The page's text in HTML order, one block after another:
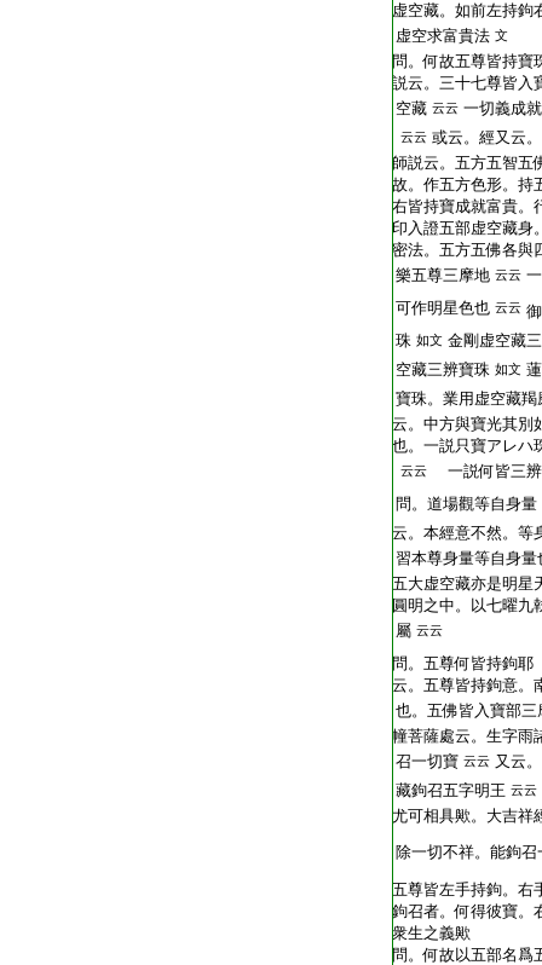
虚空藏。如前左持鉤
虚空求富貴法 文
問。何故五尊皆持
説云。三十七尊皆入
空藏 云云 一切義成
云云 或云。經又云
師説云。五方五智五
故。作五方色形。持
右皆持寶成就富貴。
印入證五部虚空藏身
密法。五方五佛各與
樂五尊三摩地 云云
可作明星色也 云云 御
珠 如文 金剛虚空藏
空藏三辨寶珠 如文
寶珠。業用虚空藏羯
云。中方與寶光其別
也。一説只寶アレハ
云云
一説何皆三
問。道場觀等自身量
云。本經意不然。等
習本尊身量等自身量
五大虚空藏亦是明星
圓明之中。以七曜九
屬 云云
問。五尊何皆持鉤
云。五尊皆持鉤意。
也。五佛皆入寶部三
幢菩薩處云。生字雨
召一切寶 云云 又云
藏鉤召五字明王 云云
尤可相具歟。大吉祥
除一切不祥。能鉤召
五尊皆左手持鉤。右
鉤召者。何得彼寶。
衆生之義歟
問。何故以五部名爲